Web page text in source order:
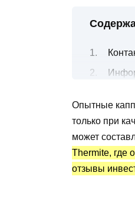
Опытные
только при
может
Thermite, где
отзывы